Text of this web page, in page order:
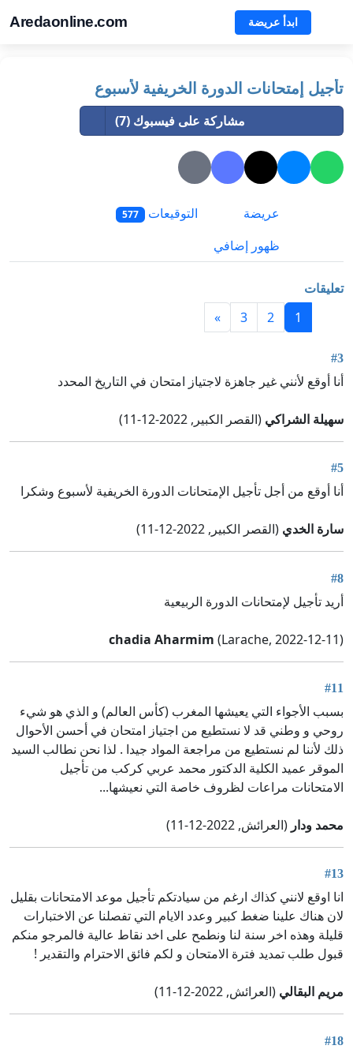
Aredaonline.com ابدأ عريضة
تأجيل إمتحانات الدورة الخريفية لأسبوع
مشاركة على فيسبوك (7)
عريضة التوقيعات 577
ظهور إضافي
تعليقات
1
2
3
»
#3
أنا أوقع لأنني غير جاهزة لاجتياز امتحان في التاريخ المحدد
سهيلة الشراكي (القصر الكبير, 2022-12-11)
#5
أنا أوقع من أجل تأجيل الإمتحانات الدورة الخريفية لأسبوع وشكرا
سارة الخدي (القصر الكبير, 2022-12-11)
#8
أريد تأجيل لإمتحانات الدورة الربيعية
chadia Aharmim (Larache, 2022-12-11)
#11
بسبب الأجواء التي يعيشها المغرب (كأس العالم) و الذي هو شيء
روحي و وطني قد لا نستطيع من اجتياز امتحان في أحسن الأحوال
ذلك لأننا لم نستطيع من مراجعة المواد جيدا . لذا نحن نطالب السيد
الموقر عميد الكلية الدكتور محمد عربي كركب من تأجيل
الامتحانات مراعات لظروف خاصة التي نعيشها...
محمد ودار (العرائش, 2022-12-11)
#13
انا اوقع لانني كذاك ارغم من سيادتكم تأجيل موعد الامتحانات بقليل
لان هناك علينا ضغط كبير وعدد الايام التي تفصلنا عن الاختبارات
قليلة وهذه اخر سنة لنا ونطمح على اخد نقاط عالية فالمرجو منكم
قبول طلب تمديد فترة الامتحان و لكم فائق الاحترام والتقدير !
مريم البقالي (العرائش, 2022-12-11)
#18